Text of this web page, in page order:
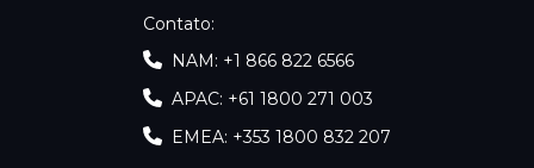
Contato:
NAM: +1 866 822 6566
APAC: +61 1800 271 003
EMEA: +353 1800 832 207